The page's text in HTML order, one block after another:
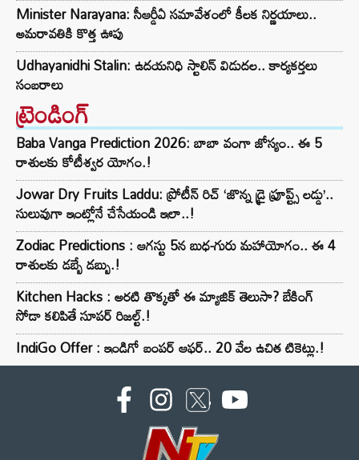
Minister Narayana: సీఆర్డీఏ సమావేశంలో కీలక నిర్ణయాలు..
అమరావతికి కొత్త ఊపు
Udhayanidhi Stalin: ఉదయనిధి స్టాలిన్ విడుదల.. కార్యకర్తలు
సంబరాలు
ట్రెండింగ్‌
Baba Vanga Prediction 2026: బాబా వంగా జోస్యం.. ఈ 5
రాశులకు కోటీశ్వర యోగం.!
Jowar Dry Fruits Laddu: ప్రోటీన్ రిచ్ ‘జొన్న డ్రై ఫ్రూప్ట్స్ లడ్డు’..
సులువుగా ఇంట్లోనే చేసేయండి ఇలా..!
Zodiac Predictions : ఆగస్టు 5న బుధ-గురు మహాయోగం.. ఈ 4
రాశులకు డబ్బే డబ్బు.!
Kitchen Hacks : అరటి తొక్కతో ఈ మ్యాజిక్ తెలుసా? బేకింగ్
సోడా కలిపితే సూపర్ రిజల్ట్.!
IndiGo Offer : ఇండిగో బంపర్ ఆఫర్.. 20 వేల ఉచిత టికెట్లు.!